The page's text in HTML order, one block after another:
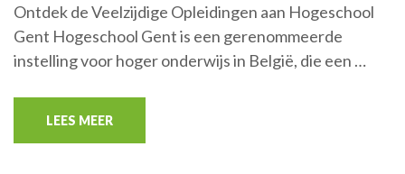
Ontdek de Veelzijdige Opleidingen aan Hogeschool
Gent Hogeschool Gent is een gerenommeerde
instelling voor hoger onderwijs in België, die een …
LEES MEER